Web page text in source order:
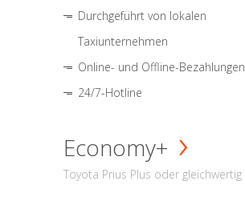
Durchgeführt von lokalen
Taxiunternehmen
Online- und Offline-Bezahlungen
24/7-Hotline
Economy+
Toyota Prius Plus oder gleichwertig